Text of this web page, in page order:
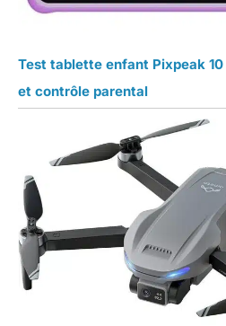
Test tablette enfant Pixpeak
et contrôle parental